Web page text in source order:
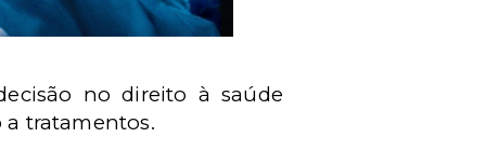
no direito à saúde
a tratamentos.